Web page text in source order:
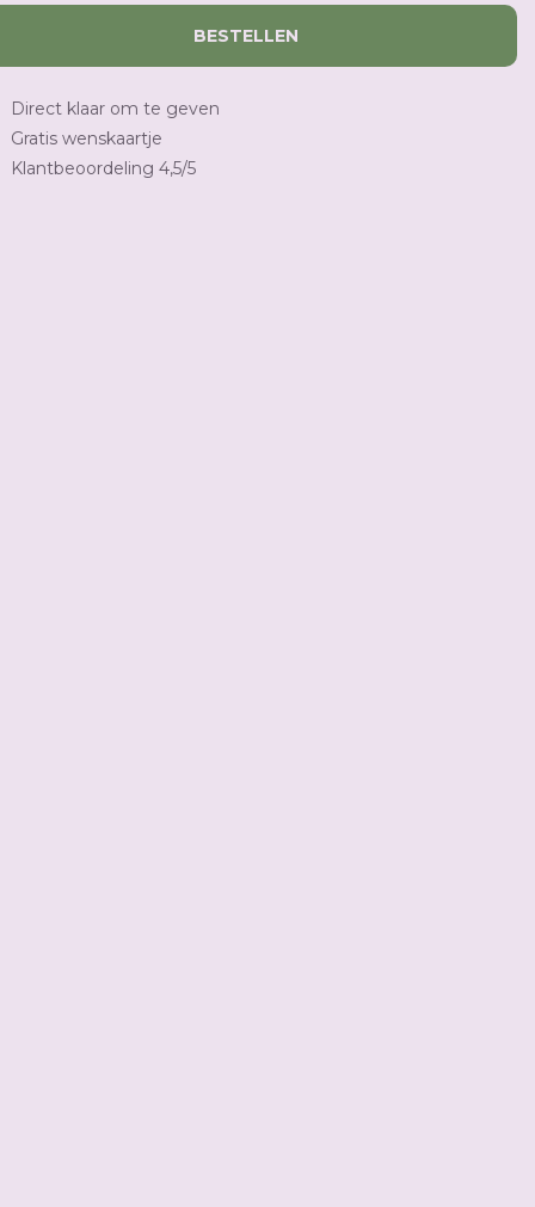
BESTELLEN
Direct klaar om te geven
Gratis wenskaartje
Klantbeoordeling 4,5/5